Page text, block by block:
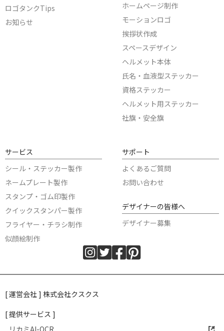
ロゴタンクTips
お知らせ
ホームページ制作
モーションロゴ
挨拶状作成
スペースデザイン
ヘルメット本体
氏名・血液型ステッカー
資格ステッカー
ヘルメット用ステッカー
社旗・安全旗
サービス
シール・ステッカー製作
ネームプレート製作
スタンプ・ゴム印製作
クイックスタンパー製作
フライヤー・チラシ制作
似顔絵制作
サポート
よくあるご質問
お問い合わせ
デザイナーの皆様へ
デザイナー募集
[ 運営会社 ] 株式会社クスクス
[ 提供サービス ]